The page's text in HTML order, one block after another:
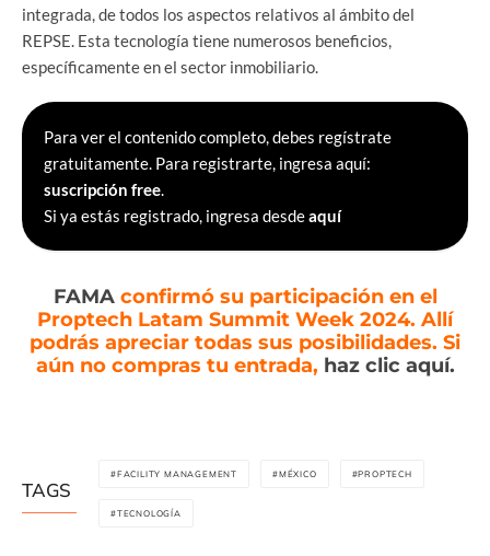
integrada, de todos los aspectos relativos al ámbito del
REPSE. Esta tecnología tiene numerosos beneficios,
específicamente en el sector inmobiliario.
Para ver el contenido completo, debes regístrate
gratuitamente. Para registrarte, ingresa aquí:
suscripción free.
Si ya estás registrado, ingresa desdeaquí
FAMAconfirmó su participación en el
Proptech Latam Summit Week 2024. Allí
podrás apreciar todas sus posibilidades. Si
aún no compras tu entrada, haz clic aquí.
TAGS
FACILITY MANAGEMENT MÉXICO PROPTECH
TECNOLOGÍA